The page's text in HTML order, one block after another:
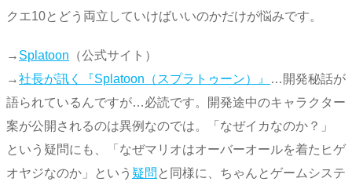
クエ10とどう両立していけばいいのかだけが悩みです。
→ Splatoon （公式サイト）
→社長が訊く『Splatoon（スプラトゥーン）』
…開発秘話が
語られているんですが…必読です。開発途中のキャラクター
案が公開されるのは異例なのでは。「なぜイカなのか？」
という疑問にも、「なぜマリオはオーバーオールを着たヒゲ
オヤジなのか」という 疑問 と同様に、ちゃんとゲームシステ